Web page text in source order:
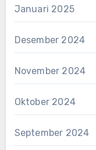
Januari 2025
Desember 2024
November 2024
Oktober 2024
September 2024